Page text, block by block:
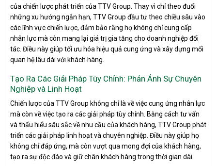
của chiến lược phát triển của TTV Group. Thay vì chỉ theo đuổi
những xu hướng ngắn hạn, TTV Group đầu tư theo chiều sâu vào
các lĩnh vực chiến lược, đảm bảo rằng họ không chỉ cung cấp
nhân lực mà còn mang lại giá trị gia tăng cho doanh nghiệp đối
tác. Điều này giúp tối ưu hóa hiệu quả cung ứng và xây dựng mối
quan hệ lâu dài với khách hàng.
Tạo Ra Các Giải Pháp Tùy Chỉnh: Phản Ánh Sự Chuyên
Nghiệp và Linh Hoạt
Chiến lược của TTV Group không chỉ là về việc cung ứng nhân lực
mà còn về việc tạo ra các giải pháp tùy chỉnh. Bằng cách tư vấn
và thấu hiểu sâu sắc về nhu cầu của khách hàng, TTV Group phát
triển các giải pháp linh hoạt và chuyên nghiệp. Điều này giúp họ
không chỉ đáp ứng, mà còn vượt qua mong đợi của khách hàng,
tạo ra sự độc đáo và giữ chân khách hàng trong thời gian dài.